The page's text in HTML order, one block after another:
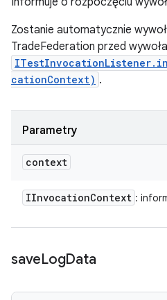
Zostanie automatycznie
TradeFederation przed
cationContext) .
Parametry
context
IInvocationContext :
saveLogData